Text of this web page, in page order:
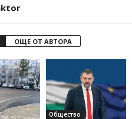
ОЩЕ ОТ АВТОРА
Общество